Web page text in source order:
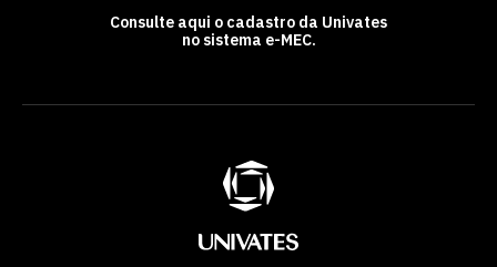
Consulte aqui o cadastro da Univates
no sistema e-MEC.